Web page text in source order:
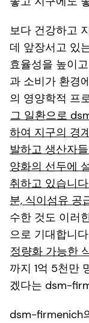
보다 건강하고
데 앞장서고 있
효율성을 높이
과 소비가 환경
의 영양학적 프
그 일환으로
하여 지구의 경
발하고 생산자
양화의 선두에
취하고 있습니
분, 식이섬유 공
수한 것도 이러
으로 기대합니
정량화 가능한
까지 1억 5천만
겠다는 dsm-
dsm-firmenich